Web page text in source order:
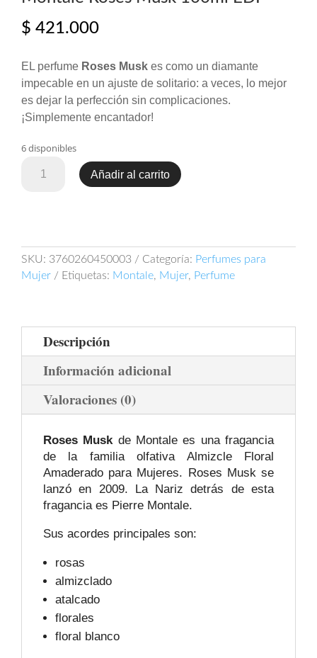
$ 421.000
EL perfume Roses Musk es como un diamante
impecable en un ajuste de solitario: a veces, lo mejor
es dejar la perfección sin complicaciones.
¡Simplemente encantador!
6 disponibles
Roses
cantidad
Añadir al carrito
SKU: 3760260450003 Categoría: Perfumes para
Mujer
Etiquetas: Montale, Mujer, Perfume
Descripción
Información adicional
Valoraciones (0)
Roses Musk de Montale es una fragancia
de la familia olfativa Almizcle Floral
Amaderado para Mujeres. Roses Musk se
lanzó en 2009. La Nariz detrás de esta
fragancia es Pierre Montale.
Sus acordes principales son:
rosas
almizclado
atalcado
florales
floral blanco